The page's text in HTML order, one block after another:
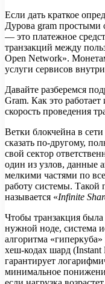
Если дать краткое
Дурова gram простыми
— это платежное
транзакций между
Open Network».
услуги сервисов
Давайте разберемся
Gram. Как это
скорость проведения
Ветки блокчейна в
сказать по-другому,
свой сектор
один из узлов, данные
мелкими частями по
работу системы. Такой
называется «Infinite
Чтобы транзакция
нужной ноде, система
алгоритма
хеш-кодах шард (Instant
гарантирует
минимальное